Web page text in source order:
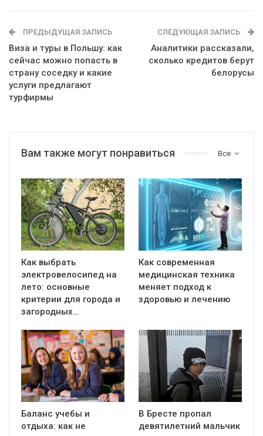
ПРЕДЫДУЩАЯ ЗАПИСЬ
Виза и туры в Польшу: как
сейчас можно попасть в
страну соседку и какие
услуги предлагают
турфирмы
СЛЕДУЮЩАЯ ЗАПИСЬ
Аналитики рассказали,
сколько кредитов берут
белорусы
Все
Вам также могут понравиться
Как выбрать
электровелосипед на
лето: основные
критерии для города и
загородных…
Как современная
медицинская техника
меняет подход к
здоровью и лечению
Баланс учебы и
отдыха: как не
В Бресте пропал
девятилетний мальчик